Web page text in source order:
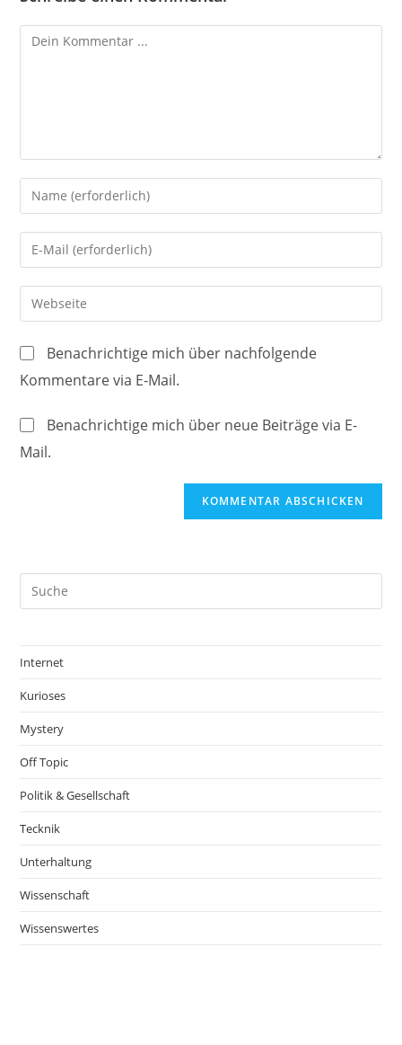
Kommentieren
Gib
deinen
Namen
oder
zum
ein
Gib
deine
E-
Mail-
zum
Kommentieren
Gib
deine
Website-
URL
ein
Benachrichtige mich über nachfolgende
Kommentare via E-Mail.
Benachrichtige mich über neue Beiträge via E-
Mail.
Internet
Kurioses
Mystery
Off Topic
Politik & Gesellschaft
Tecknik
Unterhaltung
Wissenschaft
Wissenswertes